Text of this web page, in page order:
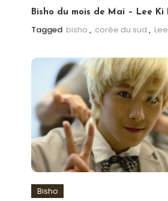
Bisho du mois de Mai – Lee Ki
Tagged bisho , corée du sud ,
Bisho